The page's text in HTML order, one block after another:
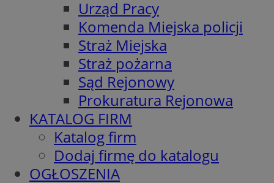
Urząd Pracy
Komenda Miejska policji
Straż Miejska
Straż pożarna
Sąd Rejonowy
Prokuratura Rejonowa
KATALOG FIRM
Katalog firm
Dodaj firmę do katalogu
OGŁOSZENIA